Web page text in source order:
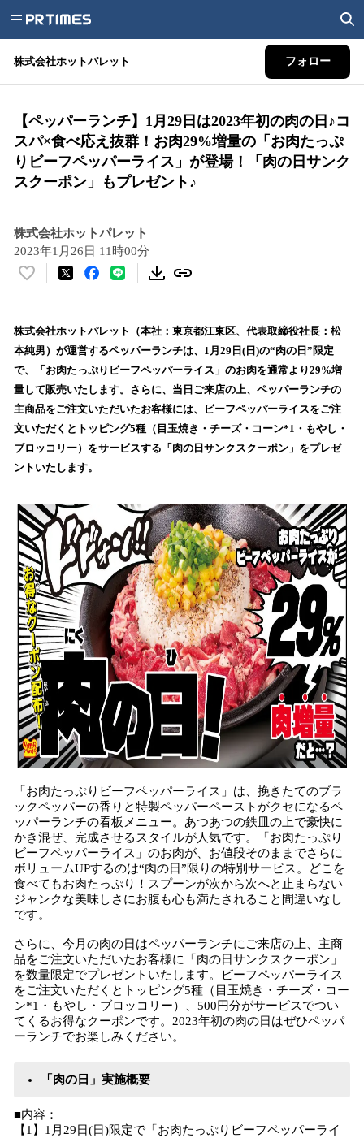
株式会社ホットパレット フォロー
【ペッパーランチ】1月29日は2023年初の肉の日♪コ
スパ×食べ応え抜群！お肉29%増量の「お肉たっぷ
りビーフペッパーライス」が登場！「肉の日サンク
スクーポン」もプレゼント♪
株式会社ホットパレット
2023年1月26日 11時00分
い
！
数
読
み
込
み
中
で
株式会社ホットパレット（本社：東京都江東区、代表取締役社長：松
本純男）が運営するペッパーランチは、1月29日(日)の“肉の日”限定
で、「お肉たっぷりビーフペッパーライス」のお肉を通常より29%増
量して販売いたします。さらに、当日ご来店の上、ペッパーランチの
主商品をご注文いただいたお客様には、ビーフペッパーライスをご注
文いただくとトッピング5種（目玉焼き・チーズ・コーン*1・もやし・
ブロッコリー）をサービスする「肉の日サンクスクーポン」をプレゼ
ントいたします。
「お肉たっぷりビーフペッパーライス」は、挽きたてのブラ
ックペッパーの香りと特製ペッパーペーストがクセになるペ
ッパーランチの看板メニュー。あつあつの鉄皿の上で豪快に
かき混ぜ、完成させるスタイルが人気です。「お肉たっぷり
ビーフペッパーライス」のお肉が、お値段そのままでさらに
ボリュームUPするのは“肉の日”限りの特別サービス。どこを
食べてもお肉たっぷり！スプーンが次から次へと止まらない
ジャンクな美味しさにお腹も心も満たされること間違いなし
です。
さらに、今月の肉の日はペッパーランチにご来店の上、主商
品をご注文いただいたお客様に「肉の日サンクスクーポン」
を数量限定でプレゼントいたします。ビーフペッパーライス
をご注文いただくとトッピング5種（目玉焼き・チーズ・コー
ン*1・もやし・ブロッコリー）、500円分がサービスでつい
てくるお得なクーポンです。2023年初の肉の日はぜひペッパ
ーランチでお楽しみください。
「肉の日」実施概要
■内容：
【1】1月29日(日)限定で「お肉たっぷりビーフペッパーライ